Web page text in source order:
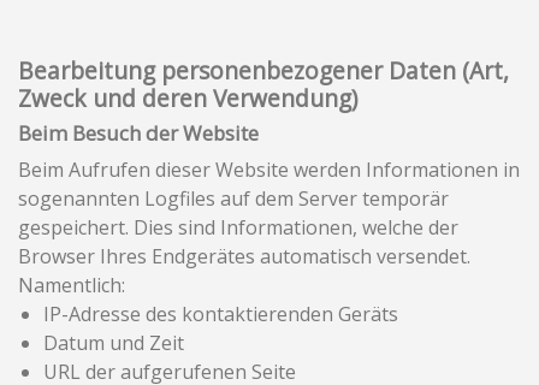
Bearbeitung personenbezogener Daten (Art,
Zweck und deren Verwendung)
Beim Besuch der Website
Beim Aufrufen dieser Website werden Informationen in
sogenannten Logfiles auf dem Server temporär
gespeichert. Dies sind Informationen, welche der
Browser Ihres Endgerätes automatisch versendet.
Namentlich:
IP-Adresse des kontaktierenden Geräts
Datum und Zeit
URL der aufgerufenen Seite